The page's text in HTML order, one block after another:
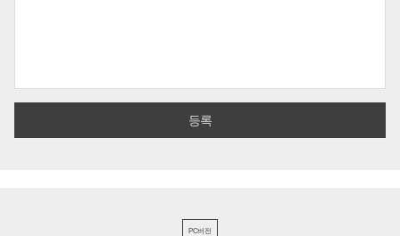
PC버전